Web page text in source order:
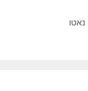
נאטו